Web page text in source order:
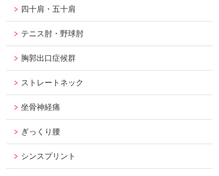
四十肩・五十肩
テニス肘・野球肘
胸郭出口症候群
ストレートネック
坐骨神経痛
ぎっくり腰
シンスプリント